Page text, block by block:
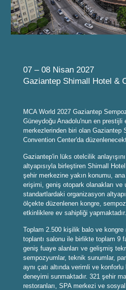
07 – 08 Nisan 2027
Gaziantep Shimall Hotel &
MCA World 2027 Gaziantep
Güneydoğu Anadolu'nun en prestijli
merkezlerinden biri olan Gaziantep
Convention Center'da
Gaziantep'in lüks otelcilik
altyapısıyla birleştiren Shimall
şehir merkezine yakın konumu,
erişimi, geniş otopark olanakları ve
standartlardaki organizasyon
ölçekte düzenlenen kongre,
etkinliklere ev sahipliği yapmaktadır.
Toplam 2.500 kişilik balo ve kongre
toplantı salonu ile birlikte toplam 9
geniş fuaye alanları ve gelişmiş
sempozyumlar, teknik sunumlar,
aynı çatı altında verimli ve
deneyimi sunmaktadır. 321 şehir
restoranları, SPA merkezi ve sosyal